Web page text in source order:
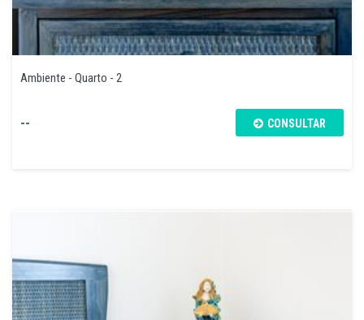
Ambiente - Quarto - 2
-- CONSULTAR